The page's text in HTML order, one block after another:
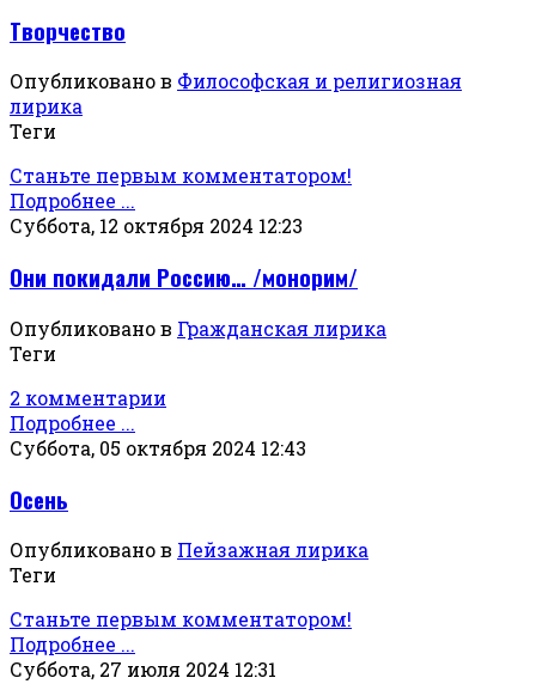
Творчество
Опубликовано в Философская и религиозная
лирика
Теги
Станьте первым комментатором!
Подробнее ...
Суббота, 12 октября 2024 12:23
Они покидали Россию… /монорим/
Опубликовано в Гражданская лирика
Теги
2 комментарии
Подробнее ...
Суббота, 05 октября 2024 12:43
Осень
Опубликовано в Пейзажная лирика
Теги
Станьте первым комментатором!
Подробнее ...
Суббота, 27 июля 2024 12:31